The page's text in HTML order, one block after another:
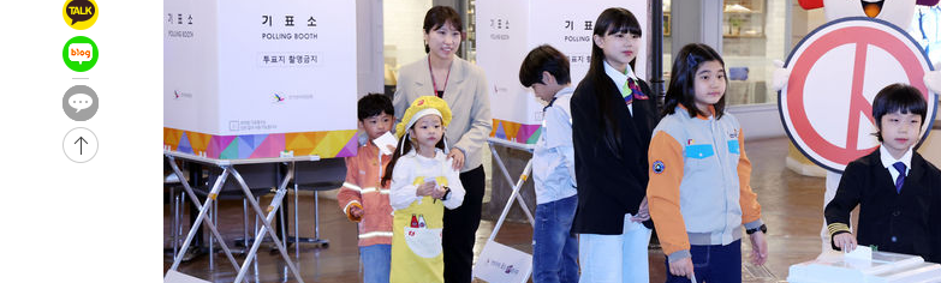
례 큰 폭발음
-6599초 전 >
[속보]美, 폴리실리콘 수입 규제…파생제품 15% 관세, 120일 후 발
-4750초 전 >
[속보]트럼프, 美 원정출산 금지 행정명령 서명
-2450초 전 >
[속보] 뉴욕증시, 일제 하락 마감…나스닥 0.06%↓
-31163초 전 >
[속보]국힘 윤리위, '돌려차기 발언' 진종오·서범수 징계 절차 개시
-26488초 전 >
[속보] 7월 중국 수출 23.9%↑ 수입 27.5%↑…무역총액
[속보]'채상병 순직 책임' 임성근, 항소심도 징역 3년
[속보]종합특검, '관저이전 봐주기 감사' 유병호 구속기소
민주 콩고 에볼라환자 4천명 돌파, 4053명 발생 1850명 사망